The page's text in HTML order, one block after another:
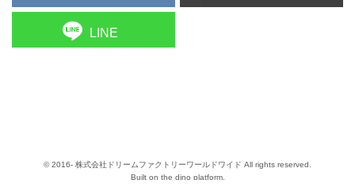
LINE
© 2016- 株式会社ドリームファクトリーワールドワイド All rights reserved.
Built on the dino platform.